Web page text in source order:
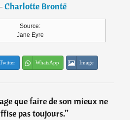
Charlotte Brontë
Source:
Jane Eyre
Twitter WhatsApp Image
que faire de son mieux ne
pas toujours.”